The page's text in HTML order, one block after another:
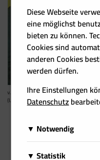
v. li. Franz Titschenbacher (Österreichischer
(Universität Ulm), Sektionschef Jürgen
Pressemitteilung
Top-Emitters
28.05.2019
/
Diese Webseite
eine möglichst
bieten zu können.
Cookies sind
anderen Cookies
werden dürfen.
Ihre Einstellungen
Datenschutz
Notwendig
Diese Cookies sind für
Matomo
Statistik